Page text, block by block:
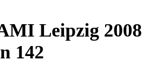
Leipzig 2008
142